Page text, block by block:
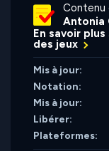
Contenu
Antonia
En savoir
des jeux
Mis à jour:
Notation:
Mis à jour:
Libérer:
Plateformes: